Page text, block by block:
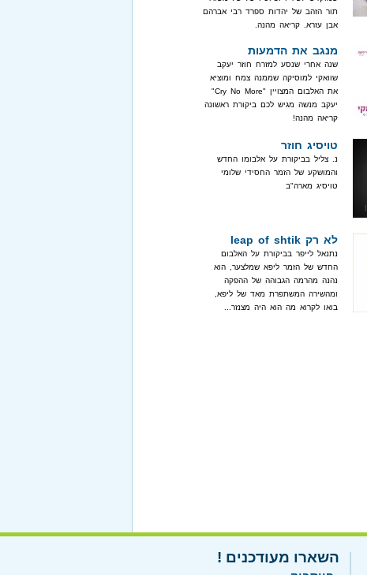
תור הזהב של יהדות ספרד רבי אברהם
אבן עזרא. קריאה מהנה.
מנגב את הדמעות
שנה אחרי שנסע למזרח חוזר יעקב
שוואקי למוסיקה שממנה צמח ומוציא
את האלבום המצויין "Cry No More"
יעקב מנשה מגיש לכם ביקורת ראשונה
קריאה מהנה!
טויסיג חוזר
נ. צליל בביקורת על אלבומו החדש
והמושקע של הזמר החסידי שלומי
טויסיג מארה"ב
לא רק leap of shtik
נתנאל לייפר בביקורת על האלבום
החדש של הזמר ליפא שמלצער, הוא
נהנה מהרמה הגבוהה של ההפקה
ומהשירה המשתפרת מאד של ליפא,
בואו לקרוא מה הוא היה מצנזר...
השארו מעודכנים !